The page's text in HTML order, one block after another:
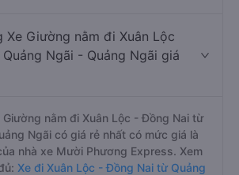
Xe Giường nằm đi Xuân Lộc
Ngãi - Quảng Ngãi giá
Giường nằm đi Xuân Lộc - Đồng Nai từ
Ngãi có giá rẻ nhất có mức giá là
nhà xe Mười Phương Express. Xem
Xe đi Xuân Lộc - Đồng Nai từ Quảng